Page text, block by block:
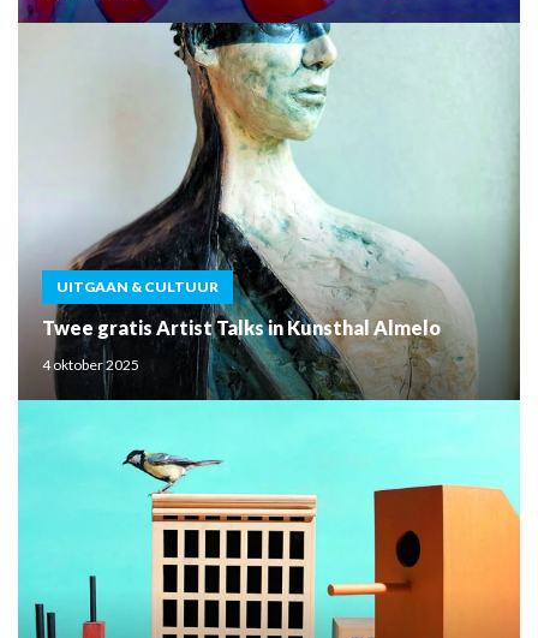
UITGAAN & CULTUUR
Twee gratis Artist Talks in Kunsthal Almelo
4 oktober 2025